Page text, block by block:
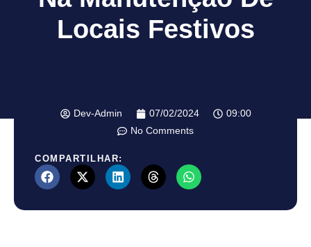
Locais Festivos
Dev-Admin 07/02/2024
09:00
No Comments
COMPARTILHAR: